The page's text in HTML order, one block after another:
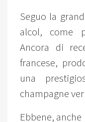
Seguo la
alcol, come
Ancora di
francese,
una
champagne
Ebbene,